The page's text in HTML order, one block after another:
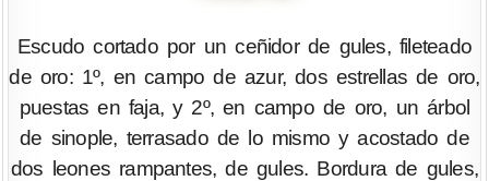
Escudo cortado por un ceñidor de gules, fileteado
de oro: 1º, en campo de azur, dos estrellas de oro,
puestas en faja, y 2º, en campo de oro, un árbol
de sinople, terrasado de lo mismo y acostado de
dos leones rampantes, de gules. Bordura de gules,